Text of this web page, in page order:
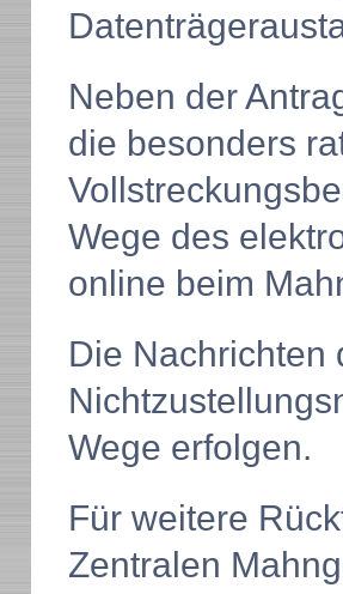
Neben der
die besonders
Wege des
online beim
Die Nachrichten
Wege erfolgen.
Für weitere
Zentralen